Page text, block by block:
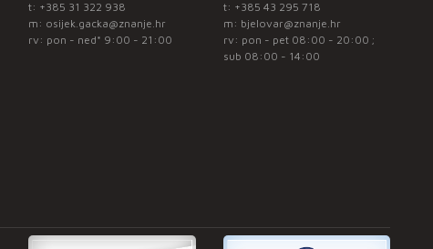
t: +385 31 322 938
m: osijek.gacka@znanje.hr
rv: pon - ned* 9:00 - 21:00
t: +385 43 295 718
m: bjelovar@znanje.hr
rv: pon - pet 08:00 - 20:00 ;
sub 08:00 - 14:00